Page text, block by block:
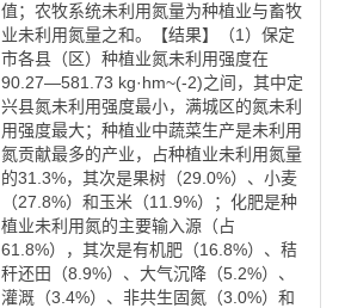
值；农牧系统未利用氮量为种植业与畜牧
业未利用氮量之和。【结果】（1）保定
市各县（区）种植业氮未利用强度在
90.27—581.73 kg·hm~(-2)之间，其中定
兴县氮未利用强度最小，满城区的氮未利
用强度最大；种植业中蔬菜生产是未利用
氮贡献最多的产业，占种植业未利用氮量
的31.3%，其次是果树（29.0%）、小麦
（27.8%）和玉米（11.9%）；化肥是种
植业未利用氮的主要输入源（占
61.8%），其次是有机肥（16.8%）、秸
秆还田（8.9%）、大气沉降（5.2%）、
灌溉（3.4%）、非共生固氮（3.0%）和